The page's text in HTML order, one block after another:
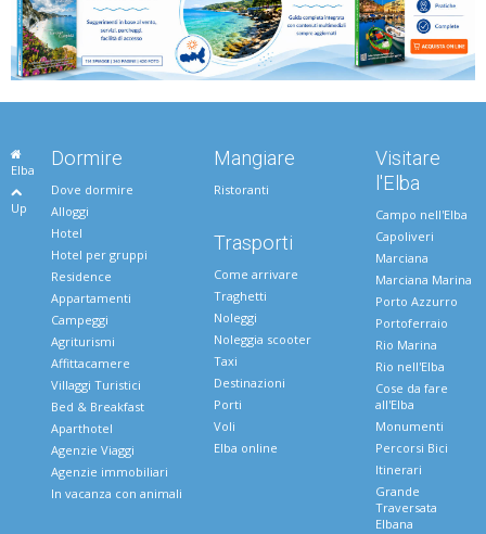
Elba
Up
Dormire
Dove dormire
Alloggi
Hotel
Hotel per gruppi
Residence
Appartamenti
Campeggi
Agriturismi
Affittacamere
Villaggi Turistici
Bed & Breakfast
Aparthotel
Agenzie Viaggi
Agenzie immobiliari
In vacanza con animali
Mangiare
Ristoranti
Trasporti
Come arrivare
Traghetti
Noleggi
Noleggia scooter
Taxi
Destinazioni
Porti
Voli
Elba online
Visitare
l'Elba
Campo nell'Elba
Capoliveri
Marciana
Marciana Marina
Porto Azzurro
Portoferraio
Rio Marina
Rio nell'Elba
Cose da fare
all'Elba
Monumenti
Percorsi Bici
Itinerari
Grande
Traversata
Elbana